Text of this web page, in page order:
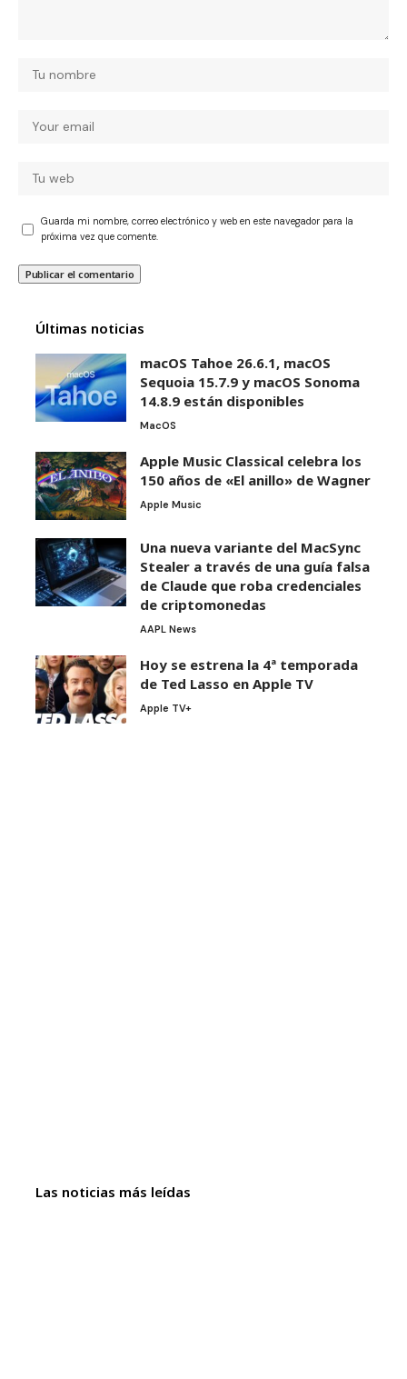
Guarda mi nombre, correo electrónico y web en este navegador para la
próxima vez que comente.
Últimas noticias
macOS Tahoe 26.6.1, macOS
Sequoia 15.7.9 y macOS Sonoma
14.8.9 están disponibles
MacOS
Apple Music Classical celebra los
150 años de «El anillo» de Wagner
Apple Music
Una nueva variante del MacSync
Stealer a través de una guía falsa
de Claude que roba credenciales
de criptomonedas
AAPL News
Hoy se estrena la 4ª temporada
de Ted Lasso en Apple TV
Apple TV+
Las noticias más leídas